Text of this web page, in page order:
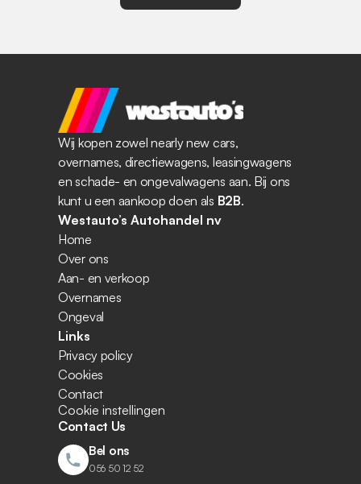
Wij kopen zowel nearly new cars,
overnames, directiewagens, leasingwagens
en schade- en ongevalwagens aan. Bij ons
kunt u een aankoop doen als B2B.
Westauto’s Autohandel nv
Home
Over ons
Aan- en verkoop
Overnames
Ongeval
Links
Privacy policy
Cookies
Contact
Cookie instellingen
Contact Us
Bel ons
056 50 12 52